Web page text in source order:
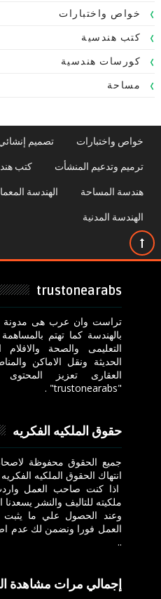
خواص واختبارات
كتب هندسية
كورسات هندسية
مساحة
خواص واختبارات تصميم
ترميم وتدعيم المنشأت كتب
هندسة المساحة الهندسة
الهندسة المدنية
trustonearabs
تراست وان عرب هى مدونة
بالهندسة كما تهتم
التعليمى والصحة والافلام
الحديثة ونقل الاماكن
العقارى تعزيز المحتوى
"trustonearabs" .
حقوق الملكيه الفكريه
جميع الحقوق محفوظة
انتهاك الحقوق الملكيه
اذا كنت صاحب العمل
ملكيته للتاليف والنشر يسعدنا
وعند الحصول علي ما
العمل فورا ونضمن لك عدم
..
إجمالي مرات مشاهدة